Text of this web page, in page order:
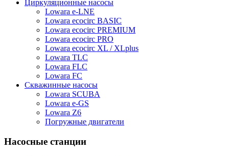
Циркуляционные насосы
Lowara e-LNE
Lowara ecocirc BASIC
Lowara ecocirc PREMIUM
Lowara ecocirc PRO
Lowara ecocirc XL / XLplus
Lowara TLC
Lowara FLC
Lowara FC
Скважинные насосы
Lowara SCUBA
Lowara e-GS
Lowara Z6
Погружные двигатели
Насосные станции